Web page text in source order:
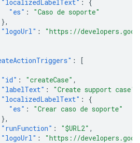
"localizedLabelText" :
{
"es" :
"Caso de soporte"
},
"logoUrl" :
"https://
:
[
"id" : "createCase" ,
"labelText" : "Create support case"
"localizedLabelText" :
{
"es" :
"Crear caso de soporte"
},
"runFunction" : "$URL2" ,
"logoUrl" :
"https://